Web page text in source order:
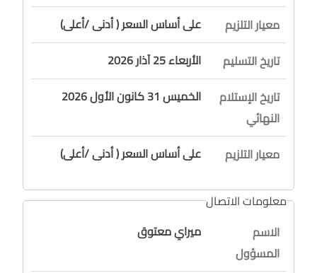
معيار التلزيم
على أساس السعر ( أدنى /أعلى)
تاريخ التسليم
الأربعاء 25 آذار 2026
تاريخ الإستلام
النهائي
الخميس 31 كانون الأول 2026
معيار التلزيم على أساس السعر ( أدنى /أعلى)
معلومات الاتصال
الاسم
المسؤول
ميراي معتوق